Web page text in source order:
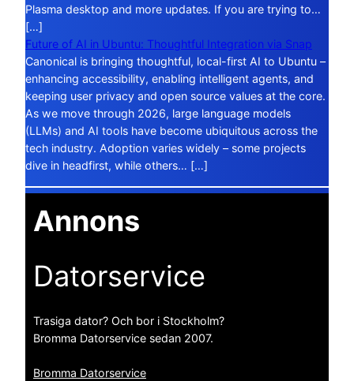
Plasma desktop and more updates. If you are trying to…
[…]
Future of AI in Ubuntu: Thoughtful Integration via Snap
Canonical is bringing thoughtful, local-first AI to Ubuntu –
enhancing accessibility, enabling intelligent agents, and
keeping user privacy and open source values at the core.
As we move through 2026, large language models
(LLMs) and AI tools have become ubiquitous across the
tech industry. Adoption varies widely – some projects
dive in headfirst, while others… […]
Annons
Datorservice
Trasiga dator? Och bor i Stockholm?
Bromma Datorservice sedan 2007.
Bromma Datorservice